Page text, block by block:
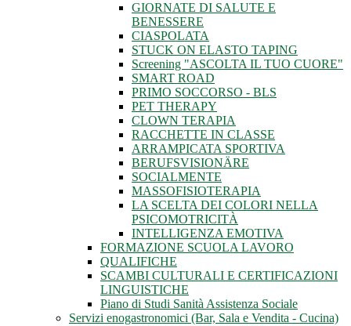
GIORNATE DI SALUTE E
BENESSERE
CIASPOLATA
STUCK ON ELASTO TAPING
Screening "ASCOLTA IL TUO CUORE"
SMART ROAD
PRIMO SOCCORSO - BLS
PET THERAPY
CLOWN TERAPIA
RACCHETTE IN CLASSE
ARRAMPICATA SPORTIVA
BERUFSVISIONÄRE
SOCIALMENTE
MASSOFISIOTERAPIA
LA SCELTA DEI COLORI NELLA
PSICOMOTRICITÀ
INTELLIGENZA EMOTIVA
FORMAZIONE SCUOLA LAVORO
QUALIFICHE
SCAMBI CULTURALI E CERTIFICAZIONI
LINGUISTICHE
Piano di Studi Sanità Assistenza Sociale
Servizi enogastronomici (Bar, Sala e Vendita - Cucina)